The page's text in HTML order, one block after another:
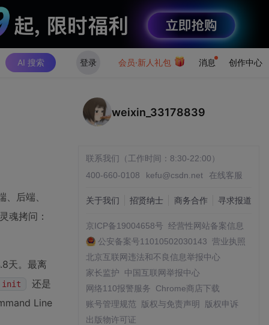
AI 搜索 登录 会员·新人礼包 消息 创作中心
后端、
魂拷问：
天。最离
init
还是
Line
weixin_33178839
联系我们（工作时间：8:30-22:00）
400-660-0108
kefu@csdn.net 在线客服
关于我们 招贤纳士 商务合作 寻求报道
京ICP备19004658号 经营性网站备案信息
公安备案号11010502030143 营业执照
北京互联网违法和不良信息举报中心
家长监护
中国互联网举报中心
网络110报警服务
Chrome商店下载
账号管理规范
版权与免责声明
版权申诉
出版物许可证